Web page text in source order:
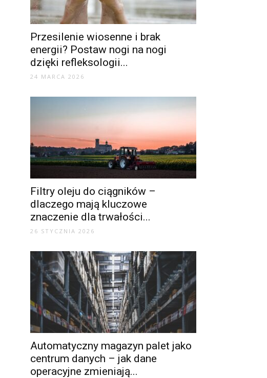
Przesilenie wiosenne i brak
energii? Postaw nogi na nogi
dzięki refleksologii...
24 MARCA 2026
Filtry oleju do ciągników –
dlaczego mają kluczowe
znaczenie dla trwałości...
26 STYCZNIA 2026
Automatyczny magazyn palet jako
centrum danych – jak dane
operacyjne zmieniają...